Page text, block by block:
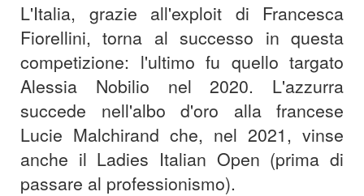
L'Italia, grazie all'exploit di Francesca
Fiorellini, torna al successo in questa
competizione: l'ultimo fu quello targato
Alessia Nobilio nel 2020. L'azzurra
succede nell'albo d'oro alla francese
Lucie Malchirand che, nel 2021, vinse
anche il Ladies Italian Open (prima di
passare al professionismo).